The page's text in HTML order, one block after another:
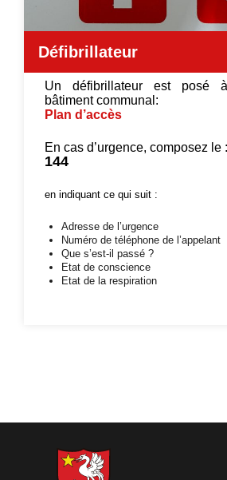
Défibrillateur
Un défibrillateur est posé
bâtiment communal:
Plan d’accès
En cas d’urgence, composez le :
144
en indiquant ce qui suit :
Adresse de l’urgence
Numéro de téléphone de l’appelant
Que s’est-il passé ?
Etat de conscience
Etat de la respiration